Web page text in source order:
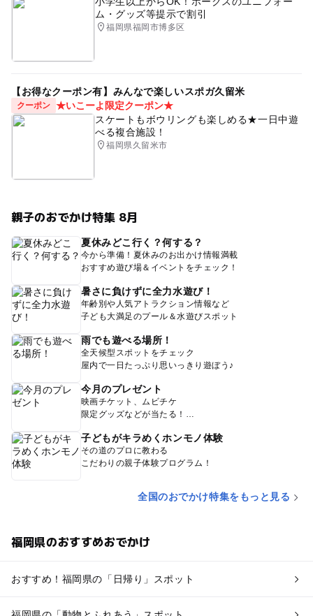
ム・グッズ等提示で割引
福岡県福岡市博多区
【お得なクーポン有】みんなで楽しいスポガ久留米
クーポン ★いこーよ限定クーポン★
スケートもボウリングも楽しめる★一日中遊
べる複合施設！
福岡県久留米市
親子のおでかけ特集 8月
夏休みどこ行く？何する？
今から準備！夏休みのお出かけ情報満載
おすすめ遊び場＆イベントをチェック！
暑さに負けずに全力水遊び！
年齢別や人気アトラクション情報など
子ども大満足のプール＆水遊びスポット
雨でも遊べる場所！
全天候型スポットをチェック
屋内で一日たっぷり思いっきり遊ぼう♪
今月のプレゼント
映画チケット、ムビチケ
限定グッズなどが当たる！
子どもがキラめくホンモノ体験
その道のプロに教わる
こだわりの親子体験プログラム！
全国のおでかけ特集をもっと見る
福岡県のおすすめおでかけ
おすすめ！福岡県の「日帰り」スポット